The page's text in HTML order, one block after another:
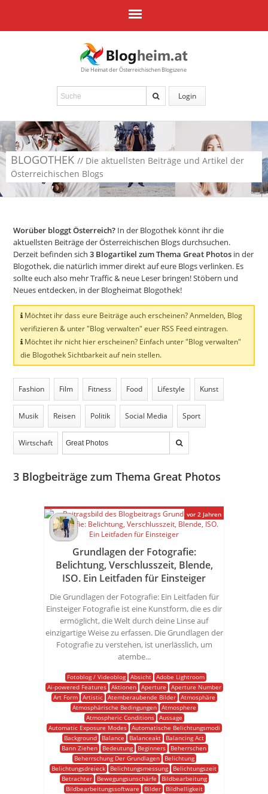
Die Heimat der Österreichischen Blogszene
Login
BLOGOTHEK // Die aktuellsten Beiträge und Artikel der
Österreichischen Blogs
Worüber bloggt Österreich? In der Blogothek könnt ihr die
aktuellsten Beiträge der Österreichischen Blogs durchsuchen.
Derzeit befinden sich3 Blogartikel zum Thema Great Photos in der
Blogothek, die natürlich immer direkt auf eure Blogs verlinken. Es
sollte euch also mehr Traffic & neue Leser bringen! Stöbern und
Neues entdecken, in der Blogheimat Blogothek!
Möchtet ihr dass eure Beiträge auch erscheinen? Anmelden, Blog
verifizieren & unter "Blog verwalten" euer RSS Feed eintragen.
Möchtet ihr nicht hier erscheinen? Einfach unter "Blog verwalten"
die Blogothek Sichtbarkeit auf nein stellen.
Fashion Film Fitness Food Lifestyle Kunst
Musik Reisen Politik Social Media Sport
Wirtschaft
3 Blogbeiträge zum Thema Great Photos
Grundlagen der Fotografie:
Belichtung, Verschlusszeit, Blende,
ISO. Ein Leitfaden für Einsteiger
Die Grundlagen der Fotografie: Ein Leitfaden für
Einsteiger Fotografie ist eine Kunstform, die es dir
ermöglicht, die Welt durch deine Linse auf
einzigartige Weise zu erfassen. Die Grundlagen der
Fotografie zu verstehen, ist unerlässlich, um
atembe...
Fotoblog / Videoblog Absicht
Adobe Lightroom
Ai-powered Features
Aktionen Aperture
Aperture Number
Art Form
Artistic Atemberaubende Bilder
Atmosphäre
Atmosphärische Bedingungen
Atmosphere
Atmospheric Conditions
Aussage
Automatic Exposure Modes
Automatische Belichtungsmodi
Background
Balance Balanceakt
Balancing Act
Bann Ziehen
Bedeutung Beginners
Beherrschen
Beherrschung Der Grundlagen
Belichtung
Belichtungsdreieck
Belichtungsmessung
Belichtungszeit
Betrachter
Bewegungsunschärfe
Bildbearbeitung
Bildbearbeitungssoftware
Bilder
Bildhelligkeit
vor 2 Jahren